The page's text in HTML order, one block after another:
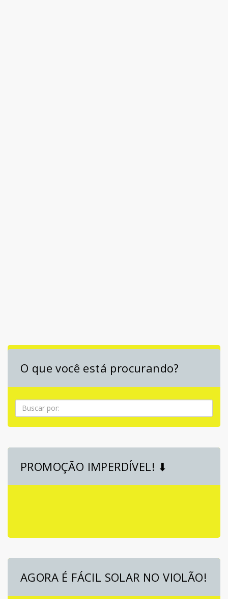
O que você está procurando?
Pesquisa
PROMOÇÃO IMPERDÍVEL! ⬇
AGORA É FÁCIL SOLAR NO VIOLÃO!